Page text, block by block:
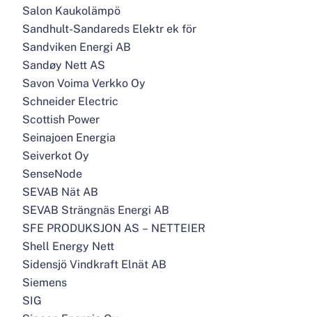
Salon Kaukolämpö
Sandhult-Sandareds Elektr ek för
Sandviken Energi AB
Sandøy Nett AS
Savon Voima Verkko Oy
Schneider Electric
Scottish Power
Seinajoen Energia
Seiverkot Oy
SenseNode
SEVAB Nät AB
SEVAB Strängnäs Energi AB
SFE PRODUKSJON AS – NETTEIER
Shell Energy Nett
Sidensjö Vindkraft Elnät AB
Siemens
SIG